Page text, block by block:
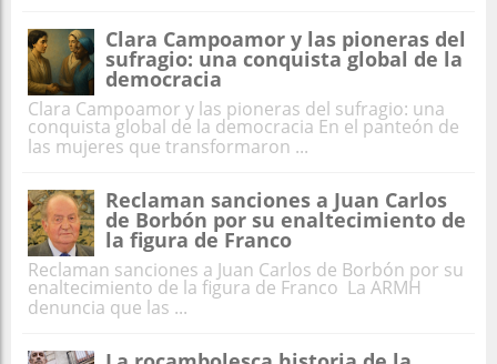
Clara Campoamor y las pioneras del
sufragio: una conquista global de la
democracia
Clara Campoamor y las pioneras del sufragio: una
conquista global de la democracia En el panteón de
las mujeres que transformaron ...
Reclaman sanciones a Juan Carlos
de Borbón por su enaltecimiento de
la figura de Franco
Reclaman sanciones a Juan Carlos de Borbón por su
enaltecimiento de la figura de Franco La ARMH
denuncia que las ...